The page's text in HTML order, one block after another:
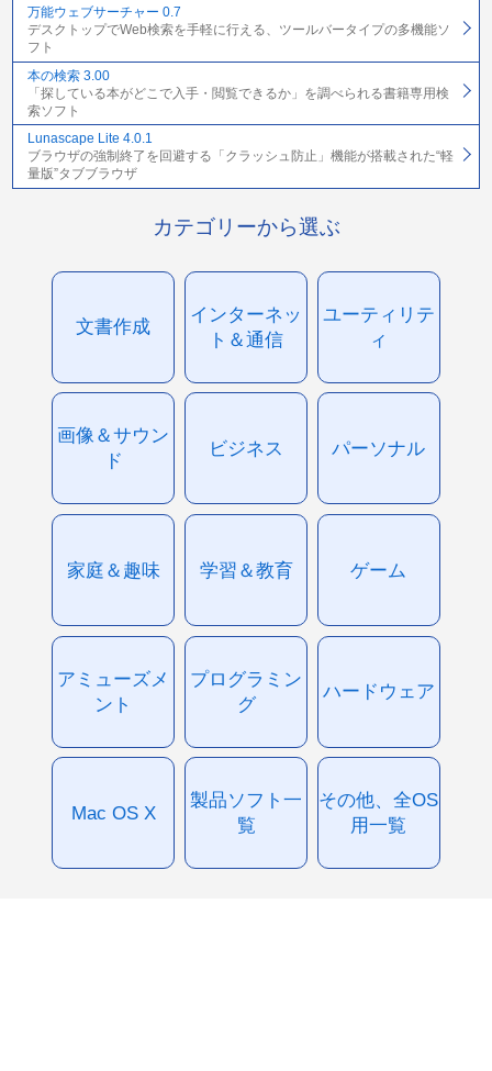
万能ウェブサーチャー 0.7
デスクトップでWeb検索を手軽に行える、ツールバータイプの多機能ソ
フト
本の検索 3.00
「探している本がどこで入手・閲覧できるか」を調べられる書籍専用検
索ソフト
Lunascape Lite 4.0.1
ブラウザの強制終了を回避する「クラッシュ防止」機能が搭載された“軽
量版”タブブラウザ
カテゴリーから選ぶ
文書作成
インターネッ
ト＆通信
ユーティリテ
ィ
画像＆サウン
ド
ビジネス パーソナル
家庭＆趣味 学習＆教育 ゲーム
アミューズメ
ント
プログラミン
グ
ハードウェア
Mac OS X
製品ソフト一
覧
その他、全OS
用一覧